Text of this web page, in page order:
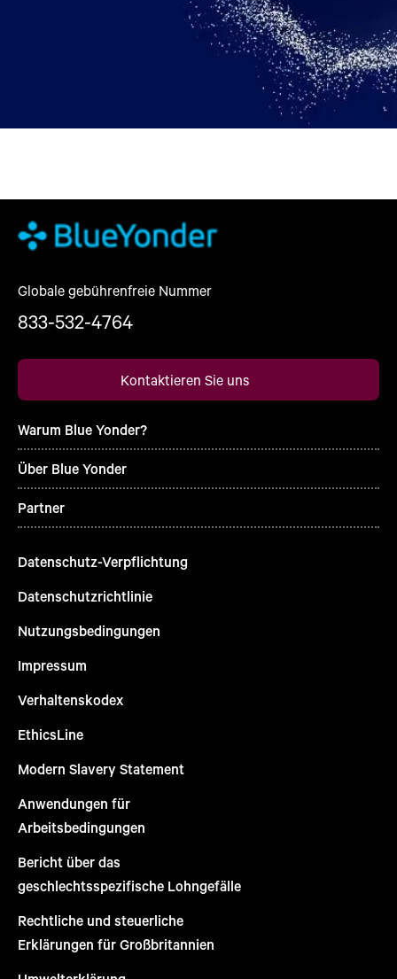
Globale gebührenfreie Nummer
833-532-4764
Kontaktieren Sie uns
Warum Blue Yonder?
Über Blue Yonder
Partner
Datenschutz-Verpflichtung
Datenschutzrichtlinie
Nutzungsbedingungen
Impressum
Verhaltenskodex
EthicsLine
Modern Slavery Statement
Anwendungen für
Arbeitsbedingungen
Bericht über das
geschlechtsspezifische Lohngefälle
Rechtliche und steuerliche
Erklärungen für Großbritannien